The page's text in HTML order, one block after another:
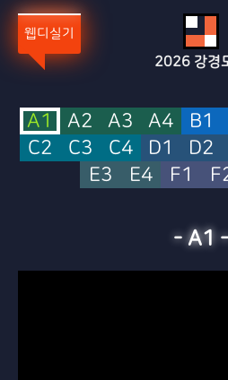
웹디실기
2026 강경
A1 A2 A3 A4 B1
C2
C3 C4 D1 D2
E3
E4 F1
-A1 -